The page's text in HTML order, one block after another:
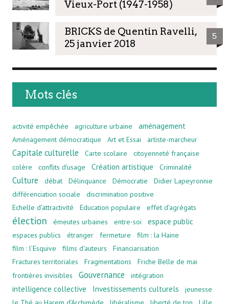
Vieux-Port (1947-1958)
BRICKS de Quentin Ravelli,
25 janvier 2018
5
Mots clés
activité empêchée agriculture urbaine aménagement
Aménagement démocratique Art et Essai artiste-marcheur
Capitale culturelle Carte scolaire
citoyenneté française
colère
conflits d'usage Création artistique Criminalité
Culture débat Délinquance Démocratie
Didier Lapeyronnie
différenciation sociale
discrimination positive
Echelle d’attractivité
Education populaire effet d'agrégats
élection émeutes urbaines entre-soi espace public
espaces publics étranger fermeture
film : la Haine
film : l’Esquive
films d'auteurs
Financiarisation
Fractures territoriales
Fragmentations
Friche Belle de mai
frontières invisibles
Gouvernance intégration
intelligence collective Investissements culturels
jeunesse